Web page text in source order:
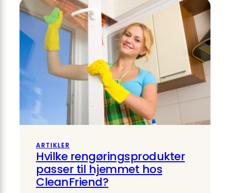
ARTIKLER
Hvilke rengøringsprodukter
passer til hjemmet hos
CleanFriend?